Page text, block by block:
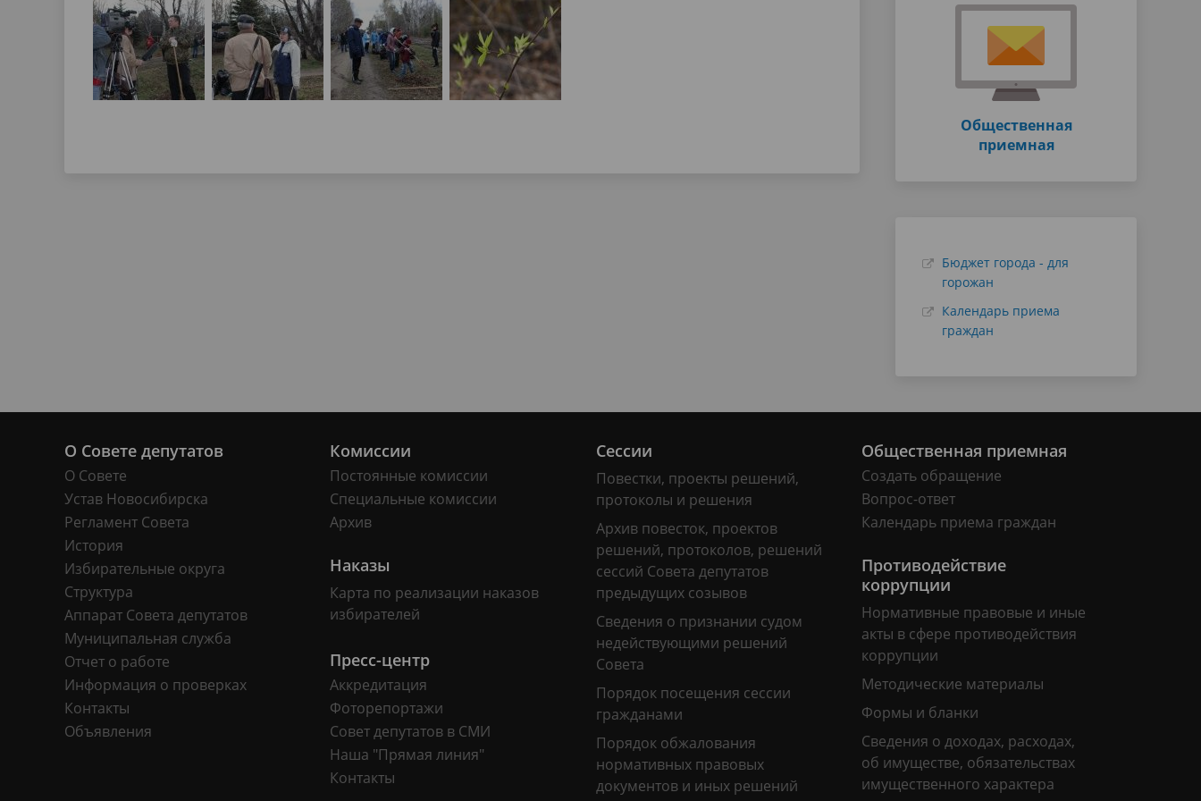
Общественная
приемная
Бюджет города - для
горожан
Календарь приема
граждан
О Совете депутатов
О Совете
Устав Новосибирска
Регламент Совета
История
Избирательные округа
Структура
Аппарат Совета депутатов
Муниципальная служба
Отчет о работе
Информация о проверках
Контакты
Объявления
Комиссии
Постоянные комиссии
Специальные комиссии
Архив
Сессии
Повестки, проекты решений,
протоколы и решения
Архив повесток, проектов
решений, протоколов, решений
сессий Совета депутатов
предыдущих созывов
Сведения о признании судом
недействующими решений
Совета
Порядок посещения сессии
гражданами
Порядок обжалования
нормативных правовых
документов и иных решений
Общественная приемная
Создать обращение
Вопрос-ответ
Календарь приема граждан
Наказы
Карта по реализации наказов
избирателей
Противодействие
коррупции
Нормативные правовые и иные
акты в сфере противодействия
коррупции
Методические материалы
Формы и бланки
Сведения о доходах, расходах,
об имуществе, обязательствах
имущественного характера
Пресс-центр
Аккредитация
Фоторепортажи
Совет депутатов в СМИ
Наша "Прямая линия"
Контакты